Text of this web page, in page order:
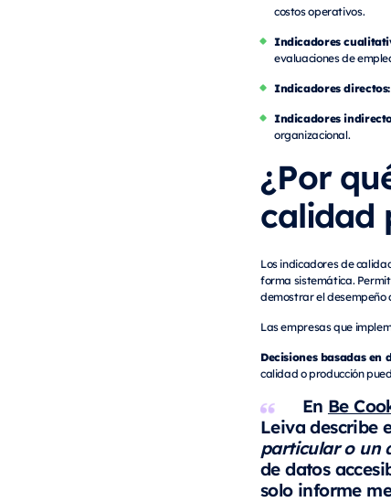
costos operativos.
Indicadores
evaluaciones de
Indicadores directos:
Indicadores
organizacional.
¿Por
calidad
Los indicadores de
forma sistemática.
demostrar el desempeño
Las empresas que
Decisiones basadas en
calidad o producción
En Be
Leiva describe
particular o un
de datos
solo informe